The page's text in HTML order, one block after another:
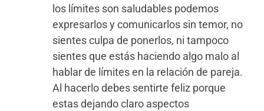
los límites son saludables podemos
expresarlos y comunicarlos sin temor, no
sientes culpa de ponerlos, ni tampoco
sientes que estás haciendo algo malo al
hablar de límites en la relación de pareja.
Al hacerlo debes sentirte feliz porque
estas dejando claro aspectos